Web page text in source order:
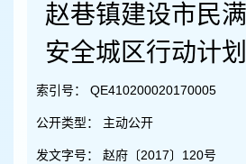
赵巷镇建设市民
安全城区行动计划
索引号： QE410200020170005
公开类型： 主动公开
发文字号： 赵府〔2017〕120号